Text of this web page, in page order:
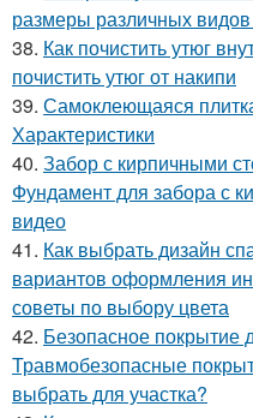
размеры различных видов
38. Как почистить утюг
почистить утюг от накипи
39. Самоклеющаяся
Характеристики
40. Забор с кирпичными
Фундамент для забора с
видео
41. Как выбрать дизайн
вариантов оформления
советы по выбору цвета
42. Безопасное покрытие
Травмобезопасные
выбрать для участка?